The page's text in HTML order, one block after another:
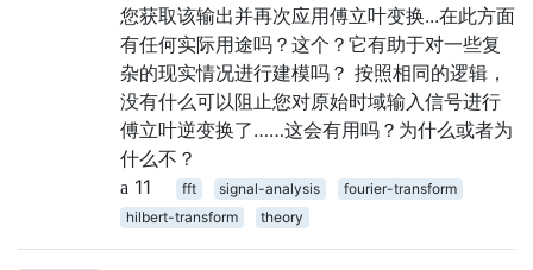
您获取该输出并再次应用傅立叶变换...在此方面
有任何实际用途吗？这个？它有助于对一些复
杂的现实情况进行建模吗？ 按照相同的逻辑，
没有什么可以阻止您对原始时域输入信号进行
傅立叶逆变换了……这会有用吗？为什么或者为
什么不？
11
fft signal-analysis
fourier-transform
hilbert-transform
theory